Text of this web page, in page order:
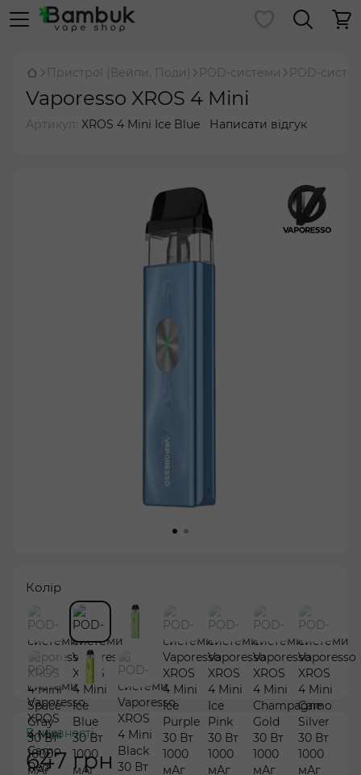
Пристрої (Вейпи, Поди) POD-системи POD-
Vaporesso XROS 4 Mini
Артикул: XROS 4 Mini Ice Blue Написати відгук
Колір
В наявності
647 грн